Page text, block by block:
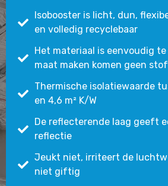
Isobooster is licht, dun,
en volledig recyclebaar
Het materiaal is eenvoudig
maat maken komen geen
Thermische isolatiewaarde
en 4,6 m² K/W
De reflecterende laag geeft
reflectie
Jeukt niet, irriteert de
niet giftig